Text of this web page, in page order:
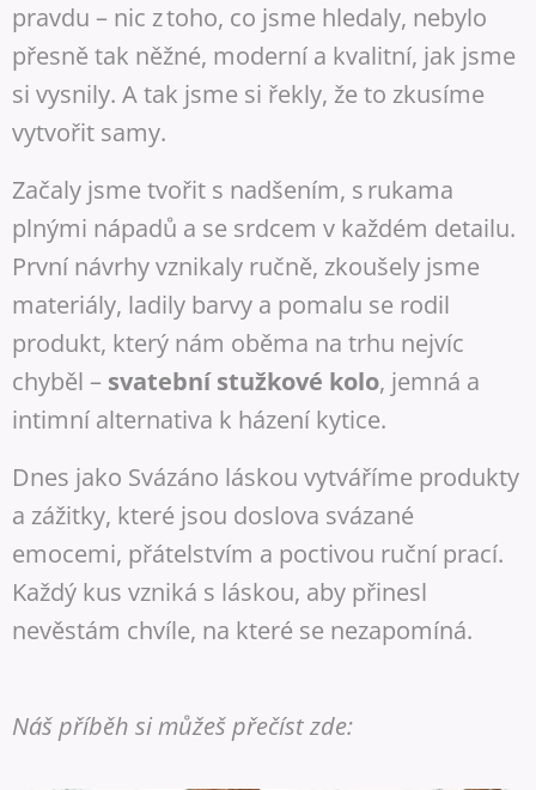
pravdu – nic z toho, co jsme hledaly, nebylo
přesně tak něžné, moderní a kvalitní, jak jsme
si vysnily. A tak jsme si řekly, že to zkusíme
vytvořit samy.
Začaly jsme tvořit s nadšením, s rukama
plnými nápadů a se srdcem v každém detailu.
První návrhy vznikaly ručně, zkoušely jsme
materiály, ladily barvy a pomalu se rodil
produkt, který nám oběma na trhu nejvíc
chyběl – svatební stužkové kolo, jemná a
intimní alternativa k házení kytice.
Dnes jako Svázáno láskou vytváříme produkty
a zážitky, které jsou doslova svázané
emocemi, přátelstvím a poctivou ruční prací.
Každý kus vzniká s láskou, aby přinesl
nevěstám chvíle, na které se nezapomíná.
Náš příběh si můžeš přečíst zde: